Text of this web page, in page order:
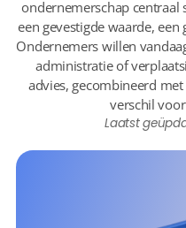
ondernemerschap centraal
een gevestigde waarde,
Ondernemers willen
administratie of
advies, gecombineerd
verschil
Laatst